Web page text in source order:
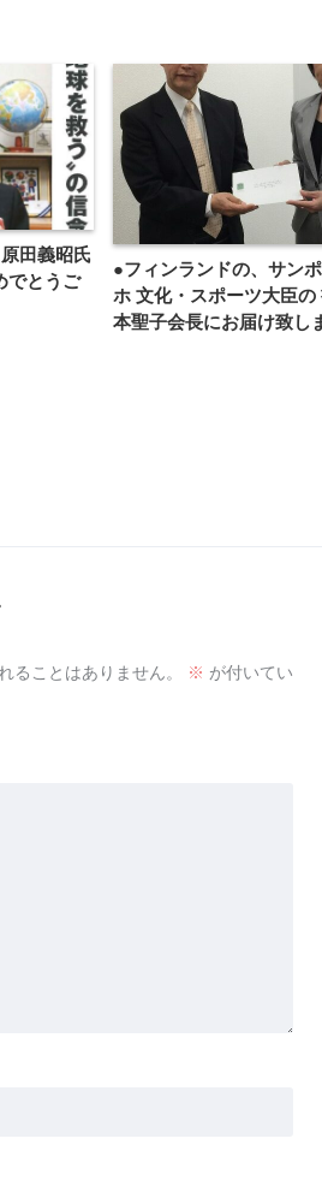
田義昭氏
でとうご
●フィンランドの、サン
ホ 文化・スポーツ大臣の
本聖子会長にお届け致し
ることはありません。 ※ が付いてい